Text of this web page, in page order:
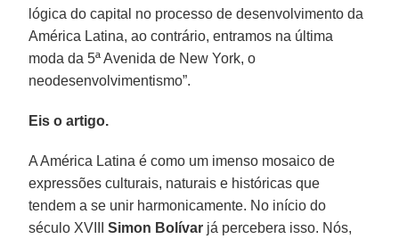
lógica do capital no processo de desenvolvimento da
América Latina, ao contrário, entramos na última
moda da 5ª Avenida de New York, o
neodesenvolvimentismo”.
Eis o artigo.
A América Latina é como um imenso mosaico de
expressões culturais, naturais e históricas que
tendem a se unir harmonicamente. No início do
século XVIIISimon Bolívar já percebera isso. Nós,